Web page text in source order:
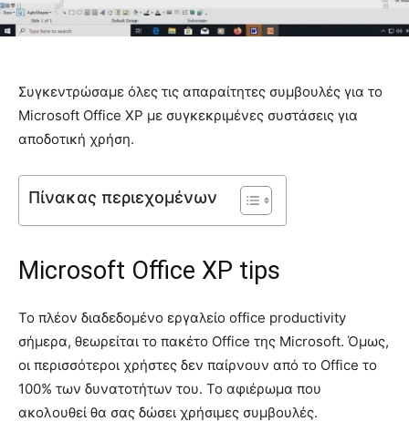
Συγκεντρώσαμε όλες τις απαραίτητες συμβουλές για το
Microsoft Office XP με συγκεκριμένες συστάσεις για
αποδοτική χρήση.
Πίνακας περιεχομένων
Microsoft Office XP tips
To πλέον διαδεδομένο εργαλείο office productivity
σήμερα, θεωρείται το πακέτο Office της Microsoft. Όμως,
οι περισσότεροι χρήστες δεν παίρνουν από το Office το
100% των δυνατοτήτων του. Το αφιέρωμα που
ακολουθεί θα σας δώσει χρήσιμες συμβουλές.